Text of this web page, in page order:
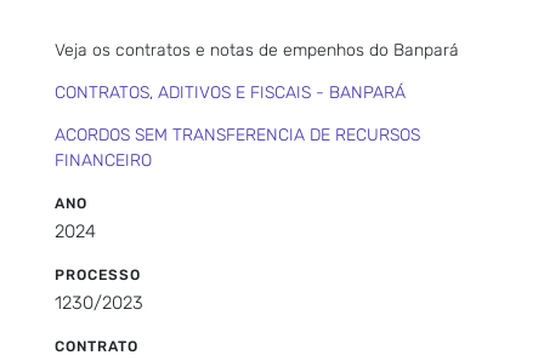
Veja os contratos e notas de empenhos do Banpará
CONTRATOS, ADITIVOS E FISCAIS - BANPARÁ
ACORDOS SEM TRANSFERENCIA DE RECURSOS
FINANCEIRO
ANO
2024
PROCESSO
1230/2023
CONTRATO